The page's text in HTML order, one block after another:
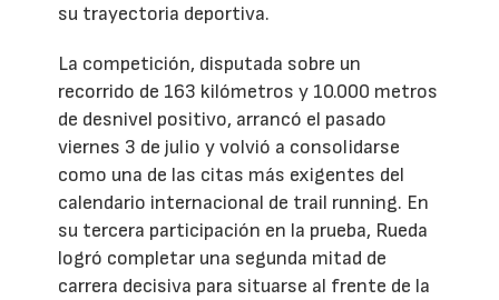
su trayectoria deportiva.
La competición, disputada sobre un
recorrido de 163 kilómetros y 10.000 metros
de desnivel positivo, arrancó el pasado
viernes 3 de julio y volvió a consolidarse
como una de las citas más exigentes del
calendario internacional de trail running. En
su tercera participación en la prueba, Rueda
logró completar una segunda mitad de
carrera decisiva para situarse al frente de la